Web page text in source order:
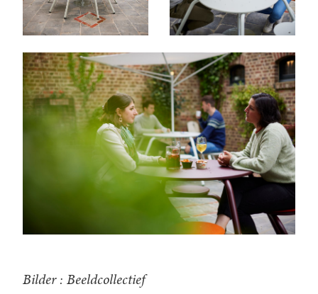
Bilder : Beeldcollectief